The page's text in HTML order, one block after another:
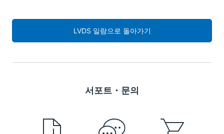
LVDS 일람으로 돌아가기
서포트・문의